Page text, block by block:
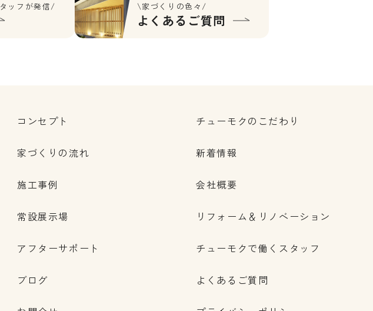
ッフが発信/ \家づくりの色々/
よくあるご質問
コンセプト
家づくりの流れ
施工事例
常設展示場
アフターサポート
ブログ
チューモクのこだわり
新着情報
会社概要
リフォーム＆リノベーション
チューモクで働くスタッフ
よくあるご質問